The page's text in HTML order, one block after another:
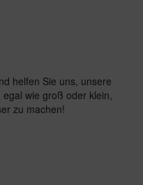
helfen Sie uns, unsere
wie groß oder klein,
zu machen!